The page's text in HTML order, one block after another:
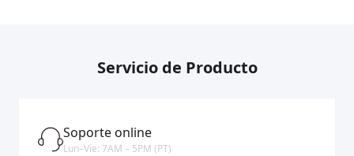
Servicio de Producto
Soporte online
Lun–Vie: 7AM – 5PM (PT)